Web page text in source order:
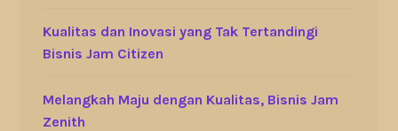
Kualitas dan Inovasi yang Tak Tertandingi
Bisnis Jam Citizen
Melangkah Maju dengan Kualitas, Bisnis Jam
Zenith